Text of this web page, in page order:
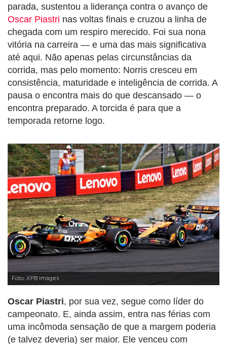
parada, sustentou a liderança contra o avanço de
Oscar Piastri nas voltas finais e cruzou a linha de
chegada com um respiro merecido. Foi sua nona
vitória na carreira — e uma das mais significativa
até aqui. Não apenas pelas circunstâncias da
corrida, mas pelo momento: Norris cresceu em
consistência, maturidade e inteligência de corrida. A
pausa o encontra mais do que descansado — o
encontra preparado. A torcida é para que a
temporada retorne logo.
Foto: XPB Images
Oscar Piastri, por sua vez, segue como líder do
campeonato. E, ainda assim, entra nas férias com
uma incômoda sensação de que a margem poderia
(e talvez deveria) ser maior. Ele venceu com